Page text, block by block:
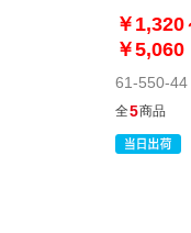
￥1,320
￥5,060
61-550-44
全5商品